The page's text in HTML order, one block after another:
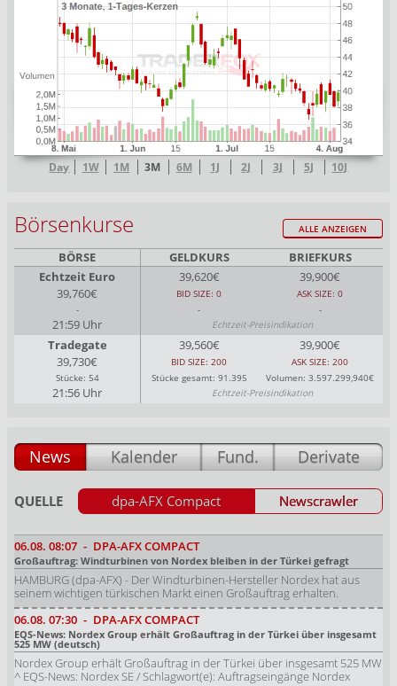
Day 1W 1M 3M 6M 1J 2J 3J 5J 10J
Börsenkurse ALLE ANZEIGEN
BÖRSE GELDKURS
BRIEFKURS
Echtzeit Euro
39,620€
39,900€
39,760€
BID SIZE: 0
ASK SIZE: 0
-
- -
21:59 Uhr Echtzeit-Preisindikation
Tradegate 39,560€
39,900€
39,730€
BID SIZE: 200
ASK SIZE: 200
Stücke: 54
Stücke gesamt: 91.395 Volumen: 3.597.299,940€
21:56 Uhr Echtzeit-Preisindikation
News Kalender Fund. Derivate
QUELLE dpa-AFX Compact Newscrawler
06.08. 08:07 - DPA-AFX COMPACT
Großauftrag: Windturbinen von Nordex bleiben in der Türkei gefragt
HAMBURG (dpa-AFX) - Der Windturbinen-Hersteller Nordex hat aus
seinem wichtigen türkischen Markt einen Großauftrag erhalten.
06.08. 07:30 - DPA-AFX COMPACT
EQS-News: Nordex Group erhält Großauftrag in der Türkei über insgesamt
525 MW (deutsch)
Nordex Group erhält Großauftrag in der Türkei über insgesamt 525 MW
^ EQS-News: Nordex SE / Schlagwort(e): Auftragseingänge Nordex